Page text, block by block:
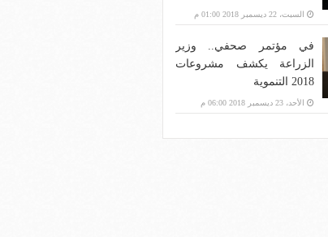
السبت، 22 ديسمبر 2018 01:00 م
في مؤتمر صحفي.. وزير
الزراعة يكشف مشروعات
2018 التنموية
الأحد، 23 ديسمبر 2018 06:00 م